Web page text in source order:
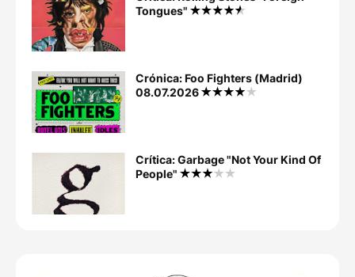
Tongues"
Crónica: Foo Fighters (Madrid)
08.07.2026
Crítica: Garbage "Not Your Kind Of
People"